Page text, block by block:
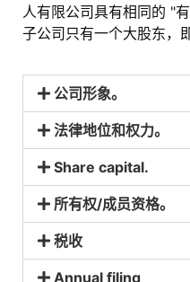
人有限公司具有相同的 "
子公司只有一个大股东，
公司形象。
法律地位和权力。
Share capital. ​
所有权/成员资格。
税收
Annual filing​